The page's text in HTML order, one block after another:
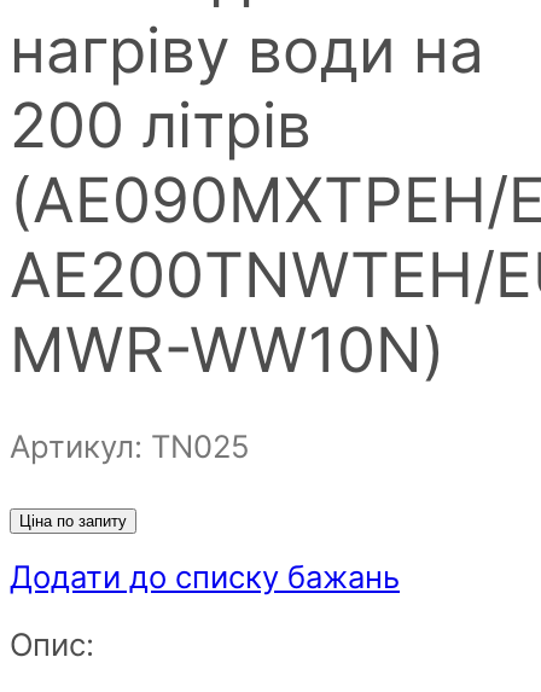
нагріву води на
200 літрів
(AE090MXTPEH/
AE200TNWTEH/
MWR-WW10N)
Артикул: ТN025
Ціна по запиту
Додати до списку бажань
Опис: